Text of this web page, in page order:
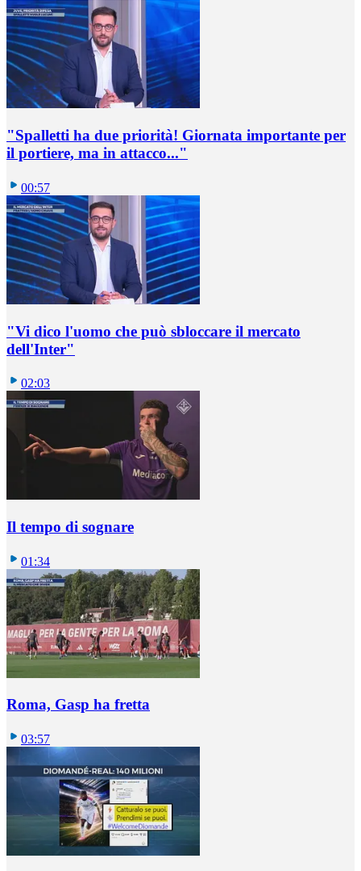
"Spalletti ha due priorità! Giornata importante per
il portiere, ma in attacco..."
00:57
"Vi dico l'uomo che può sbloccare il mercato
dell'Inter"
02:03
Il tempo di sognare
01:34
Roma, Gasp ha fretta
03:57